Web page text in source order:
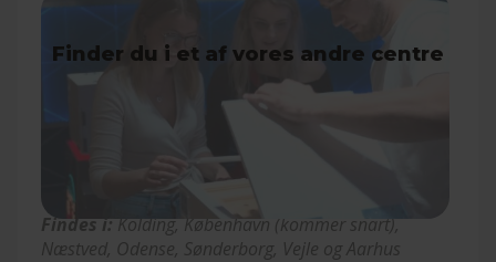
Battle Box
Findes i:Kolding, København (kommer snart),
Næstved, Odense, Sønderborg, Vejle og Aarhus